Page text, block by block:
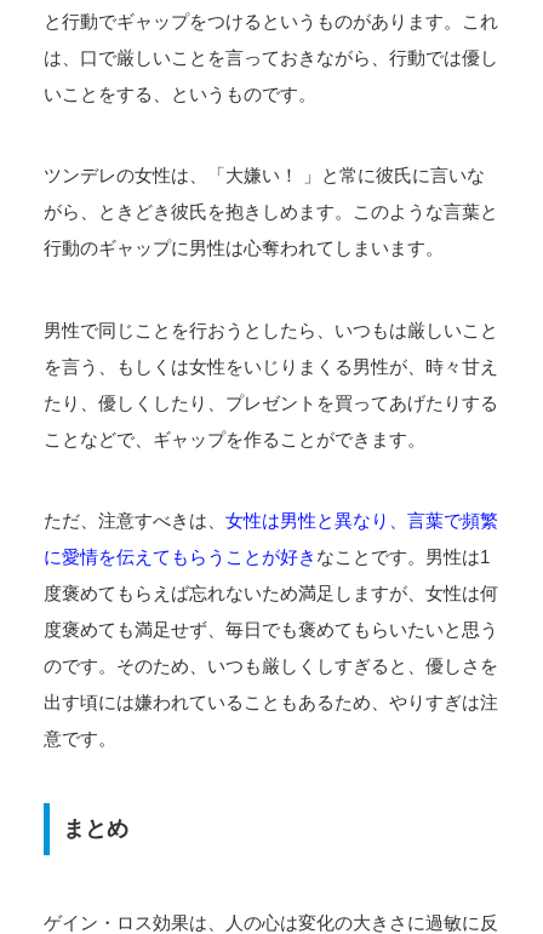
と行動でギャップをつけるというものがあります。これ
は、口で厳しいことを言っておきながら、行動では優し
いことをする、というものです。
ツンデレの女性は、「大嫌い！ 」と常に彼氏に言いな
がら、ときどき彼氏を抱きしめます。このような言葉と
行動のギャップに男性は心奪われてしまいます。
男性で同じことを行おうとしたら、いつもは厳しいこと
を言う、もしくは女性をいじりまくる男性が、時々甘え
たり、優しくしたり、プレゼントを買ってあげたりする
ことなどで、ギャップを作ることができます。
ただ、注意すべきは、 女性は男性と異なり、言葉で頻繁
に愛情を伝えてもらうことが好き なことです。男性は1
度褒めてもらえば忘れないため満足しますが、女性は何
度褒めても満足せず、毎日でも褒めてもらいたいと思う
のです。そのため、いつも厳しくしすぎると、優しさを
出す頃には嫌われていることもあるため、やりすぎは注
意です。
まとめ
ゲイン・ロス効果は、人の心は変化の大きさに過敏に反